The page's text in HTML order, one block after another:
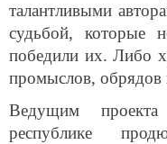
талантливыми
судьбой, которые
победили их. Либо
промыслов, обрядов
Ведущим
республике